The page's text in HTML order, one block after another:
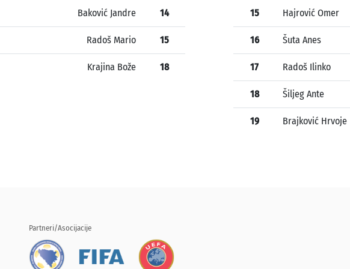
Baković Jandre 14
Radoš Mario 15
Krajina Bože 18
15 Hajrović Omer
16 Šuta Anes
17 Radoš Ilinko
18 Šiljeg Ante
19 Brajković Hrvoje
Partneri/Asocijacije